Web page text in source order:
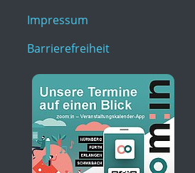
Impressum
Barrierefreiheit